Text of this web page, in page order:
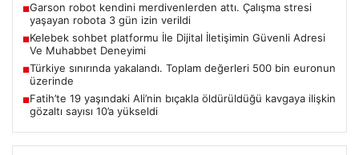
■Garson robot kendini merdivenlerden attı. Çalışma stresi
yaşayan robota 3 gün izin verildi
■Kelebek sohbet platformu İle Dijital İletişimin Güvenli Adresi
Ve Muhabbet Deneyimi
■Türkiye sınırında yakalandı. Toplam değerleri 500 bin euronun
üzerinde
■Fatih’te 19 yaşındaki Ali’nin bıçakla öldürüldüğü kavgaya ilişkin
gözaltı sayısı 10’a yükseldi